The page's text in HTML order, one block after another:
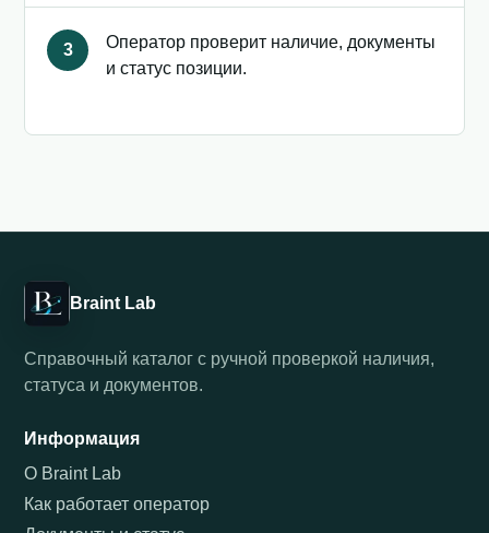
3
Оператор проверит наличие, документы
и статус позиции.
Braint Lab
Справочный каталог с ручной проверкой наличия,
статуса и документов.
Информация
О Braint Lab
Как работает оператор